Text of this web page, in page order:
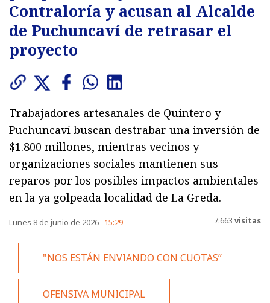
Contraloría y acusan al Alcalde
de Puchuncaví de retrasar el
proyecto
Trabajadores artesanales de Quintero y
Puchuncaví buscan destrabar una inversión de
$1.800 millones, mientras vecinos y
organizaciones sociales mantienen sus
reparos por los posibles impactos ambientales
en la ya golpeada localidad de La Greda.
Lunes 8 de junio de 2026 15:29 7.663 visitas
"NOS ESTÁN ENVIANDO CON CUOTAS’’
OFENSIVA MUNICIPAL